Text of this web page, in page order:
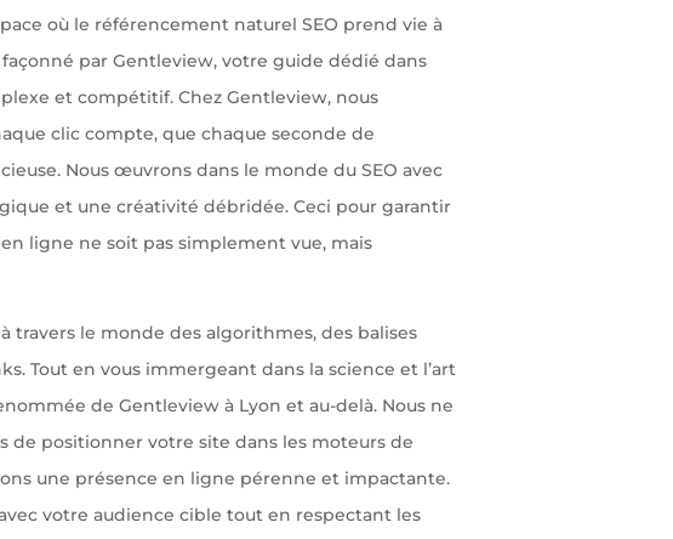
où le référencement naturel SEO prend vie à
par Gentleview, votre guide dédié dans
et compétitif. Chez Gentleview, nous
clic compte, que chaque seconde de
Nous œuvrons dans le monde du SEO avec
et une créativité débridée. Ceci pour garantir
ligne ne soit pas simplement vue, mais
travers le monde des algorithmes, des balises
Tout en vous immergeant dans la science et l’art
de Gentleview à Lyon et au-delà. Nous ne
de positionner votre site dans les moteurs de
une présence en ligne pérenne et impactante.
votre audience cible tout en respectant les